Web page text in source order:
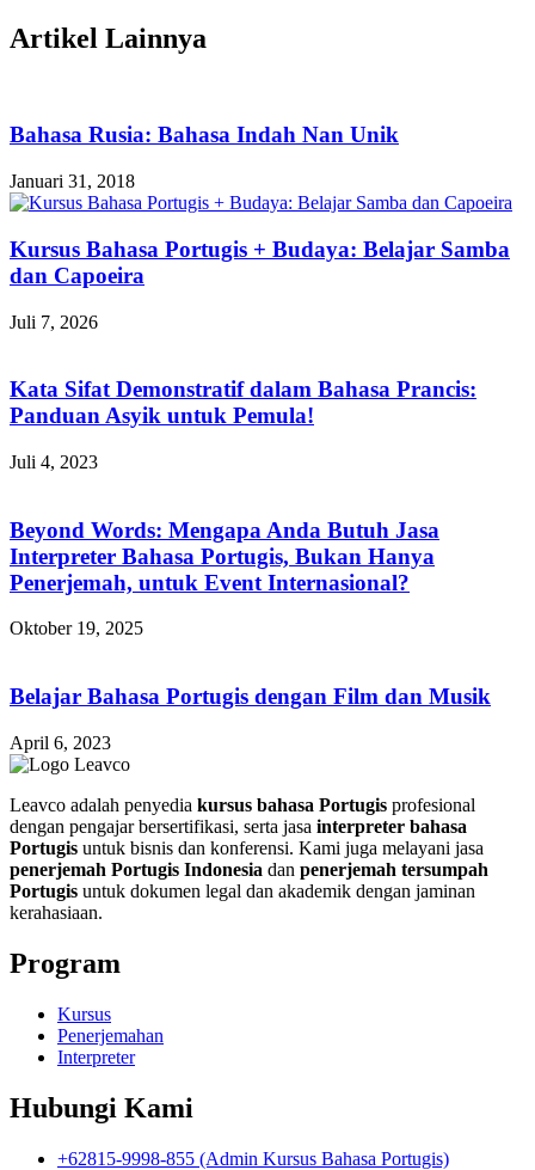
Artikel Lainnya
Bahasa Rusia: Bahasa Indah Nan Unik
Januari 31, 2018
Kursus Bahasa Portugis + Budaya: Belajar Samba
dan Capoeira
Juli 7, 2026
Kata Sifat Demonstratif dalam Bahasa Prancis:
Panduan Asyik untuk Pemula!
Juli 4, 2023
Beyond Words: Mengapa Anda Butuh Jasa
Interpreter Bahasa Portugis, Bukan Hanya
Penerjemah, untuk Event Internasional?
Oktober 19, 2025
Belajar Bahasa Portugis dengan Film dan Musik
April 6, 2023
Leavco adalah penyedia kursus bahasa Portugis profesional
dengan pengajar bersertifikasi, serta jasa interpreter bahasa
Portugis untuk bisnis dan konferensi. Kami juga melayani jasa
penerjemah Portugis Indonesia dan penerjemah tersumpah
Portugis untuk dokumen legal dan akademik dengan jaminan
kerahasiaan.
Program
Kursus
Penerjemahan
Interpreter
Hubungi Kami
+62815-9998-855 (Admin Kursus Bahasa Portugis)